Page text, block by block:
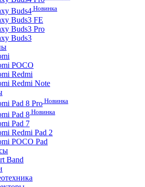
Buds4 Новинка
Buds3 FE
Buds3 Pro
Buds3
POCO
Redmi
Redmi Note
Pad 8 Pro Новинка
Pad 8 Новинка
Pad 7
Redmi Pad 2
POCO Pad
Band